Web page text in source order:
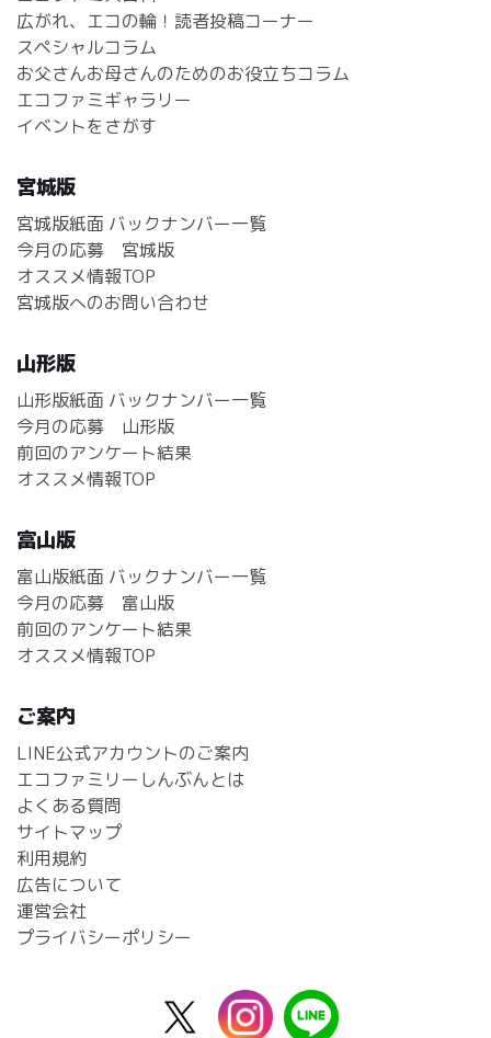
広がれ、エコの輪！読者投稿コーナー
スペシャルコラム
お父さんお母さんのためのお役立ちコラム
エコファミギャラリー
イベントをさがす
宮城版
宮城版紙面 バックナンバー一覧
今月の応募 宮城版
オススメ情報TOP
宮城版へのお問い合わせ
山形版
山形版紙面 バックナンバー一覧
今月の応募 山形版
前回のアンケート結果
オススメ情報TOP
富山版
富山版紙面 バックナンバー一覧
今月の応募 富山版
前回のアンケート結果
オススメ情報TOP
ご案内
LINE公式アカウントのご案内
エコファミリーしんぶんとは
よくある質問
サイトマップ
利用規約
広告について
運営会社
プライバシーポリシー
instagram